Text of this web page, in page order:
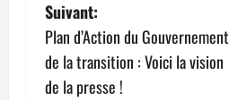
g
a
Suivant:
Plan d’Action du Gouvernement
de la transition : Voici la vision
de la presse !